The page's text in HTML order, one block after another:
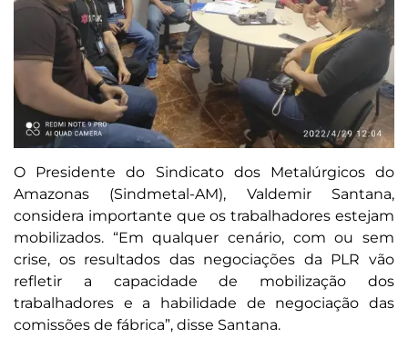
O Presidente do Sindicato dos Metalúrgicos do
Amazonas (Sindmetal-AM), Valdemir Santana,
considera importante que os trabalhadores estejam
mobilizados. “Em qualquer cenário, com ou sem
crise, os resultados das negociações da PLR vão
refletir a capacidade de mobilização dos
trabalhadores e a habilidade de negociação das
comissões de fábrica”, disse Santana.